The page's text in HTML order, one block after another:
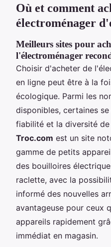
Où et comment
électroménager
Meilleurs sites pour
l'électroménager
Choisir d'acheter de
en ligne peut être à la
écologique. Parmi les
disponibles, certaines
fiabilité et la diversité
Troc.com est un site
gamme de petits
des bouilloires
raclette, avec la
informé des nouvelles
avantageuse pour ceux
appareils rapidement
immédiat en magasin.